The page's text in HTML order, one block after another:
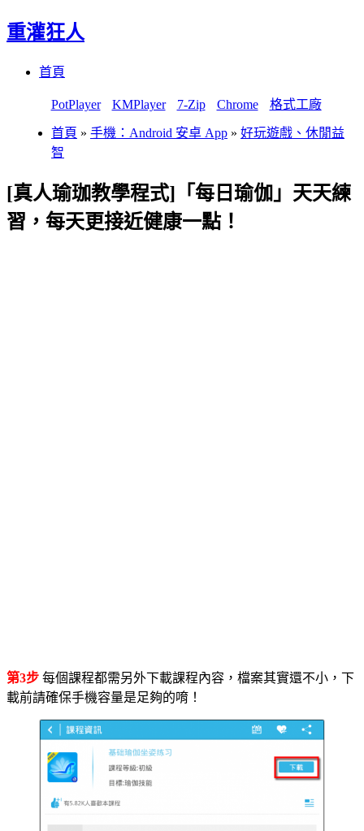
重灌狂人
首頁
PotPlayer KMPlayer 7-Zip Chrome 格式工廠
首頁 » 手機：Android 安卓 App » 好玩遊戲、休閒益
智
[真人瑜珈教學程式]「每日瑜伽」天天練
習，每天更接近健康一點！
第3步 每個課程都需另外下載課程內容，檔案其實還不小，下
載前請確保手機容量是足夠的唷！